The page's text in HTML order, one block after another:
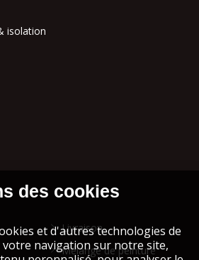
isolation
Livraison
Mélange de peinture